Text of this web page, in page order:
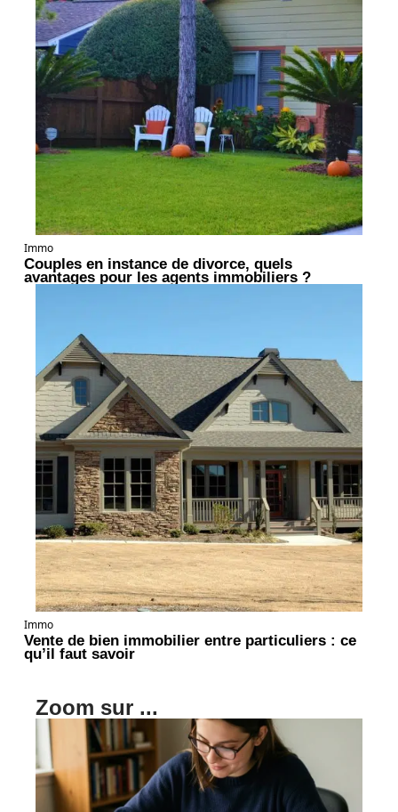
Immo
Couples en instance de divorce, quels
avantages pour les agents immobiliers ?
Immo
Vente de bien immobilier entre particuliers : ce
qu’il faut savoir
Zoom sur ...